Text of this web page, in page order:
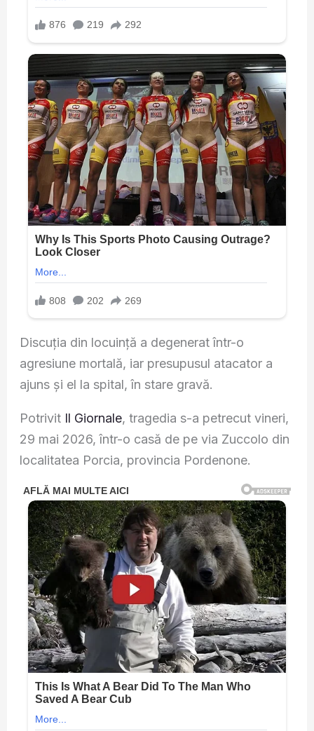
Discuția din locuință a degenerat într-o
agresiune mortală, iar presupusul atacator a
ajuns și el la spital, în stare gravă.
Potrivit Il Giornale, tragedia s-a petrecut vineri,
29 mai 2026, într-o casă de pe via Zuccolo din
localitatea Porcia, provincia Pordenone.